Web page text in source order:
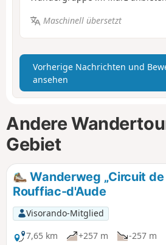
Maschinell übersetzt
Vorherige Nachrichten und
ansehen
Andere
Gebiet
Wanderweg „Circuit de
Rouffiac-d'Aude
Visorando-Mitglied
7,65 km
+257 m
-257 m